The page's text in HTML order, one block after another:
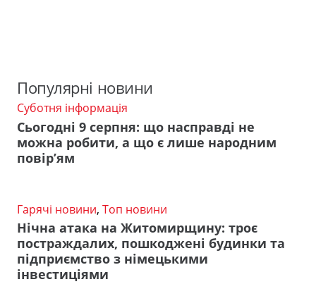
Популярні новини
Суботня інформація
Сьогодні 9 серпня: що насправді не
можна робити, а що є лише народним
повір’ям
Гарячі новини, Топ новини
Нічна атака на Житомирщину: троє
постраждалих, пошкоджені будинки та
підприємство з німецькими
інвестиціями